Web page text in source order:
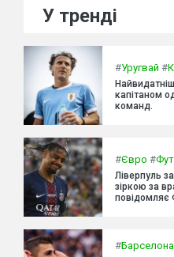
У тренді
#Уругвай #
капітаном
команд.
#Євро #
Ліверпуль
зіркою за
повідомляє
#Барселона